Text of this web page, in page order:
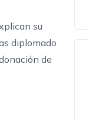
su
diplomado
de